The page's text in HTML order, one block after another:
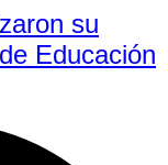
su
Educación